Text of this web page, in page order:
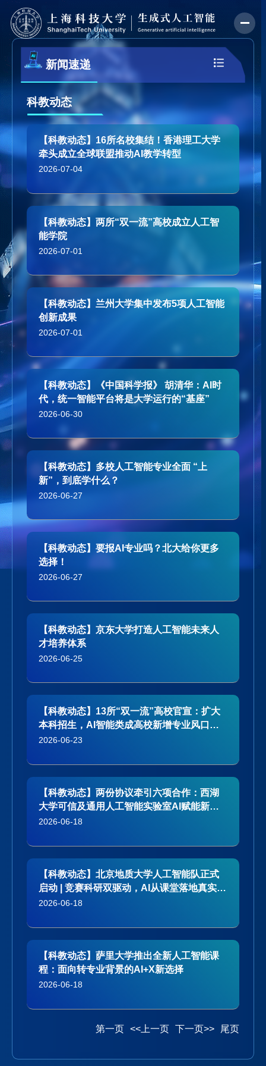
新闻速递
科教动态
【科教动态】16所名校集结！香港理工大学
牵头成立全球联盟推动AI教学转型
2026-07-04
【科教动态】两所“双一流”高校成立人工智
能学院
2026-07-01
【科教动态】兰州大学集中发布5项人工智能
创新成果
2026-07-01
【科教动态】《中国科学报》 胡清华：AI时
代，统一智能平台将是大学运行的“基座”
2026-06-30
【科教动态】多校人工智能专业全面 “上
新”，到底学什么？
2026-06-27
【科教动态】要报AI专业吗？北大给你更多
选择！
2026-06-27
【科教动态】京东大学打造人工智能未来人
才培养体系
2026-06-25
【科教动态】13所“双一流”高校官宣：扩大
本科招生，AI智能类成高校新增专业风口，
集中向人工智能、具身智能、大数据等学科
2026-06-23
【科教动态】两份协议牵引六项合作：西湖
大学可信及通用人工智能实验室AI赋能新型
电力系统全面展开
2026-06-18
【科教动态】北京地质大学人工智能队正式
启动 | 竞赛科研双驱动，AI从课堂落地真实应
用
2026-06-18
【科教动态】萨里大学推出全新人工智能课
程：面向转专业背景的AI+X新选择
2026-06-18
第一页 <<上一页 下一页>> 尾页